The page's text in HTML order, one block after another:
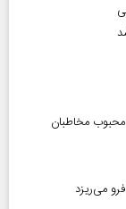
مخاطبان
می‌ریزد